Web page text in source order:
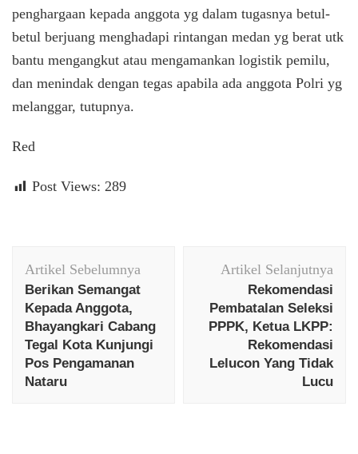
penghargaan kepada anggota yg dalam tugasnya betul-
betul berjuang menghadapi rintangan medan yg berat utk
bantu mengangkut atau mengamankan logistik pemilu,
dan menindak dengan tegas apabila ada anggota Polri yg
melanggar, tutupnya.
Red
Post Views: 289
Artikel
Artikel Sebelumnya
Berikan Semangat
Kepada Anggota,
Bhayangkari Cabang
Tegal Kota Kunjungi
Pos Pengamanan
Nataru
Artikel Selanjutnya
Rekomendasi
Pembatalan Seleksi
PPPK, Ketua LKPP:
Rekomendasi
Lelucon Yang Tidak
Lucu